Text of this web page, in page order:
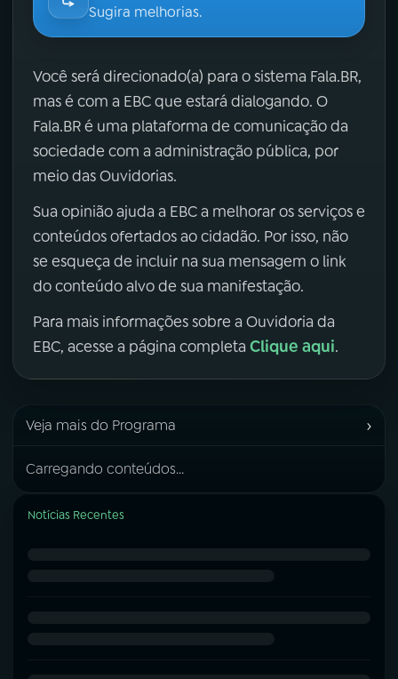
Sugira melhorias.
Você será direcionado(a) para o sistema Fala.BR,
mas é com a EBC que estará dialogando. O
Fala.BR é uma plataforma de comunicação da
sociedade com a administração pública, por
meio das Ouvidorias.
Sua opinião ajuda a EBC a melhorar os serviços e
conteúdos ofertados ao cidadão. Por isso, não
se esqueça de incluir na sua mensagem o link
do conteúdo alvo de sua manifestação.
Para mais informações sobre a Ouvidoria da
EBC, acesse a página completa Clique aqui.
Veja mais do Programa ›
Carregando conteúdos...
Notícias Recentes